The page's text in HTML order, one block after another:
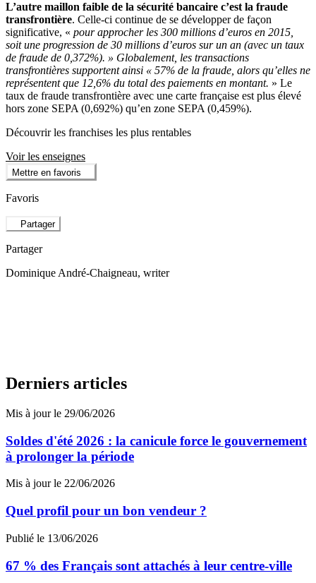
L’autre maillon faible de la sécurité bancaire c’est la fraude
transfrontière. Celle-ci continue de se développer de façon
significative, « pour approcher les 300 millions d’euros en 2015,
soit une progression de 30 millions d’euros sur un an (avec un taux
de fraude de 0,372%). » Globalement, les transactions
transfrontières supportent ainsi « 57% de la fraude, alors qu’elles ne
représentent que 12,6% du total des paiements en montant. » Le
taux de fraude transfrontière avec une carte française est plus élevé
hors zone SEPA (0,692%) qu’en zone SEPA (0,459%).
Découvrir les franchises les plus rentables
Voir les enseignes
Mettre en favoris
Favoris
Partager
Partager
Dominique André-Chaigneau, writer
Derniers articles
Mis à jour le 29/06/2026
Soldes d'été 2026 : la canicule force le gouvernement
à prolonger la période
Mis à jour le 22/06/2026
Quel profil pour un bon vendeur ?
Publié le 13/06/2026
67 % des Français sont attachés à leur centre-ville